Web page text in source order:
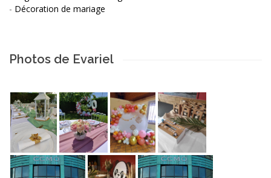
- Décoration de mariage
Photos de Evariel